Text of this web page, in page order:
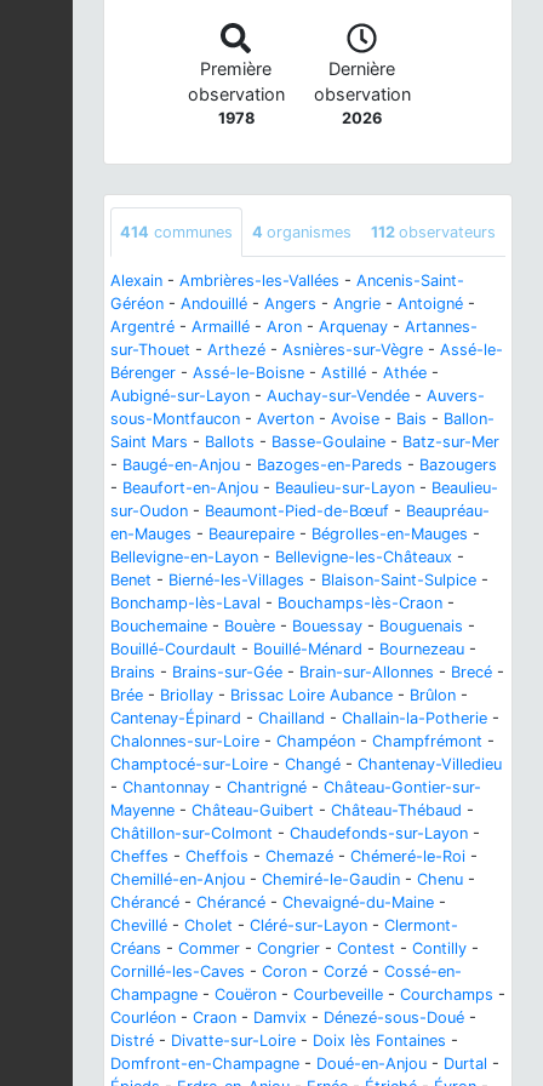
Première
observation
1978
Dernière
observation
2026
414 communes 4 organismes 112 observateurs
Alexain - Ambrières-les-Vallées - Ancenis-Saint-
Géréon - Andouillé - Angers - Angrie - Antoigné -
Argentré - Armaillé - Aron - Arquenay - Artannes-
sur-Thouet - Arthezé - Asnières-sur-Vègre - Assé-le-
Bérenger - Assé-le-Boisne - Astillé - Athée -
Aubigné-sur-Layon - Auchay-sur-Vendée - Auvers-
sous-Montfaucon - Averton - Avoise - Bais - Ballon-
Saint Mars - Ballots - Basse-Goulaine - Batz-sur-Mer
- Baugé-en-Anjou - Bazoges-en-Pareds - Bazougers
- Beaufort-en-Anjou - Beaulieu-sur-Layon - Beaulieu-
sur-Oudon - Beaumont-Pied-de-Bœuf - Beaupréau-
en-Mauges - Beaurepaire - Bégrolles-en-Mauges -
Bellevigne-en-Layon - Bellevigne-les-Châteaux -
Benet - Bierné-les-Villages - Blaison-Saint-Sulpice -
Bonchamp-lès-Laval - Bouchamps-lès-Craon -
Bouchemaine - Bouère - Bouessay - Bouguenais -
Bouillé-Courdault - Bouillé-Ménard - Bournezeau -
Brains - Brains-sur-Gée - Brain-sur-Allonnes - Brecé -
Brée - Briollay - Brissac Loire Aubance - Brûlon -
Cantenay-Épinard - Chailland - Challain-la-Potherie -
Chalonnes-sur-Loire - Champéon - Champfrémont -
Champtocé-sur-Loire - Changé - Chantenay-Villedieu
- Chantonnay - Chantrigné - Château-Gontier-sur-
Mayenne - Château-Guibert - Château-Thébaud -
Châtillon-sur-Colmont - Chaudefonds-sur-Layon -
Cheffes - Cheffois - Chemazé - Chémeré-le-Roi -
Chemillé-en-Anjou - Chemiré-le-Gaudin - Chenu -
Chérancé - Chérancé - Chevaigné-du-Maine -
Chevillé - Cholet - Cléré-sur-Layon - Clermont-
Créans - Commer - Congrier - Contest - Contilly -
Cornillé-les-Caves - Coron - Corzé - Cossé-en-
Champagne - Couëron - Courbeveille - Courchamps -
Courléon - Craon - Damvix - Dénezé-sous-Doué -
Distré - Divatte-sur-Loire - Doix lès Fontaines -
Domfront-en-Champagne - Doué-en-Anjou - Durtal -